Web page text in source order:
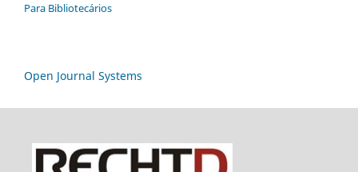
Para Bibliotecários
Open Journal Systems